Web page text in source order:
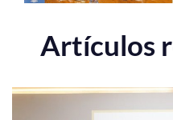
Artículos